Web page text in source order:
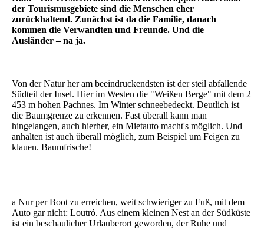
der Tourismusgebiete sind die Menschen eher
zurückhaltend. Zunächst ist da die Familie, danach
kommen die Verwandten und Freunde. Und die
Ausländer – na ja.
Von der Natur her am beeindruckendsten ist der steil abfallende
Südteil der Insel. Hier im Westen die "Weißen Berge" mit dem 2
453 m hohen Pachnes. Im Winter schneebedeckt. Deutlich ist
die Baumgrenze zu erkennen. Fast überall kann man
hingelangen, auch hierher, ein Mietauto macht's möglich. Und
anhalten ist auch überall möglich, zum Beispiel um Feigen zu
klauen. Baumfrische!
a Nur per Boot zu erreichen, weit schwieriger zu Fuß, mit dem
Auto gar nicht: Loutró. Aus einem kleinen Nest an der Südküste
ist ein beschaulicher Urlauberort geworden, der Ruhe und